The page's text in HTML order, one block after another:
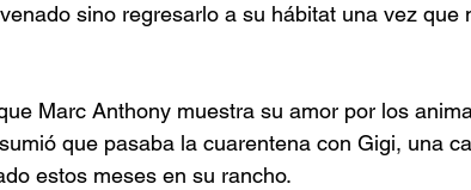
sino regresarlo a su hábitat una vez que
Marc Anthony muestra su amor por los
que pasaba la cuarentena con Gigi, una
estos meses en su rancho.